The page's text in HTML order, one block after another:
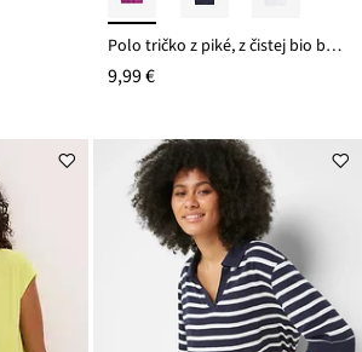
Polo tričko z piké, z čistej bio bavlny
9,99 €